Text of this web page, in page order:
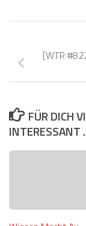
[WTR
FÜR DICH
INTERESSANT